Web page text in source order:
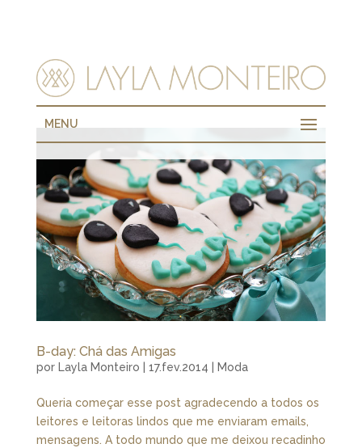
MENU
B-day: Chá das Amigas
por Layla Monteiro 17.fev.2014 Moda
Queria começar esse post agradecendo a todos os
leitores e leitoras lindos que me enviaram emails,
mensagens. A todo mundo que me deixou recadinho